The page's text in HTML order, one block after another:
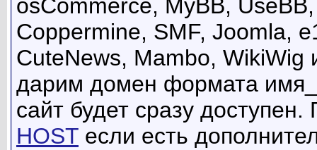
osCommerce, MyBB,
Coppermine, SMF, Joomla,
CuteNews, Mambo, WikiWig
дарим домен формата
сайт будет сразу
HOST если есть